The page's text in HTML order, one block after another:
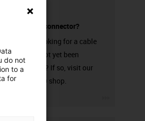
without a connector?
Are you looking for a cable
that has not yet been
harnessed? If so, visit our
chainflex® shop.
do not
to a
for